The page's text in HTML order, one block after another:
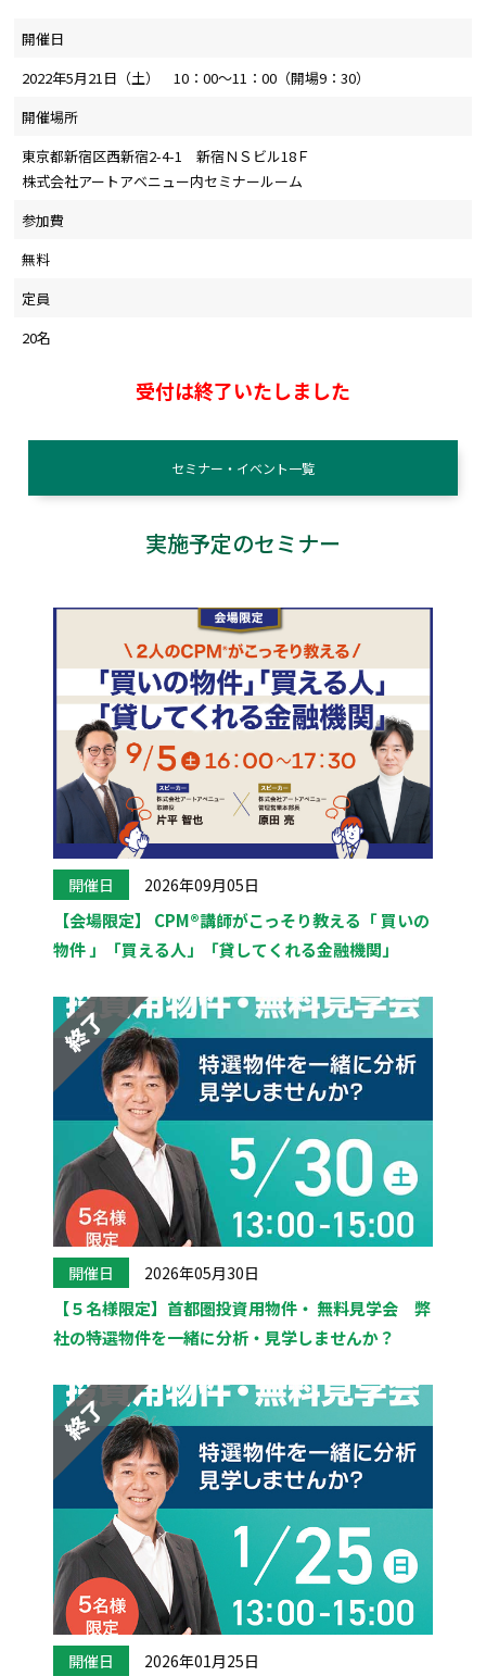
開催日
2022年5月21日（土） 10：00～11：00（開場9：30）
開催場所
東京都新宿区西新宿2-4-1 新宿ＮＳビル18Ｆ
株式会社アートアベニュー内セミナールーム
参加費
無料
定員
20名
受付は終了いたしました
セミナー・イベント一覧
実施予定のセミナー
開催日 2026年09月05日
【会場限定】 CPM®講師がこっそり教える「 買いの
物件 」「買える人」「貸してくれる金融機関」
開催日 2026年05月30日
【５名様限定】首都圏投資用物件・ 無料見学会 弊
社の特選物件を一緒に分析・見学しませんか？
開催日 2026年01月25日